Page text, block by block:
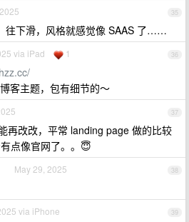
35
往下滑，风格就感觉像 SAAS 了……
36
via iPad 1
客主题，包有细节的～
37
再改改，平常 landing page 做的比较
点像官网了。。😇
38
May 29, 2025
39
via iPhone